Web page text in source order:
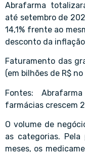
Abrafarma
até setembro de
14,1% frente ao
desconto da
Faturamento das
(em bilhões de R$
Fontes:
farmácias crescem
O volume de
as categorias.
meses, os